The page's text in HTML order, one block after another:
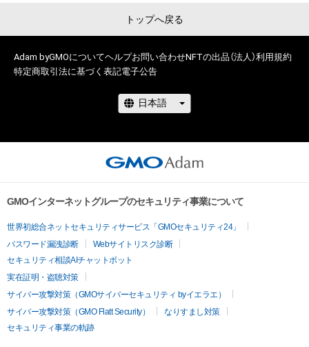
トップへ戻る
Adam byGMOについてヘルプお問い合わせNFTの出品（法人）利用規約
特定商取引法に基づく表記電子公告
GMOインターネットグループのセキュリティ事業について
世界初総合ネットセキュリティサービス「GMOセキュリティ24」
パスワード漏洩診断
Webサイトリスク診断
セキュリティ相談AIチャットボット
実在証明・盗聴対策
サイバー攻撃対策（GMOサイバーセキュリティ byイエラエ）
サイバー攻撃対策（GMO Flatt Security）
なりすまし対策
セキュリティ事業の軌跡